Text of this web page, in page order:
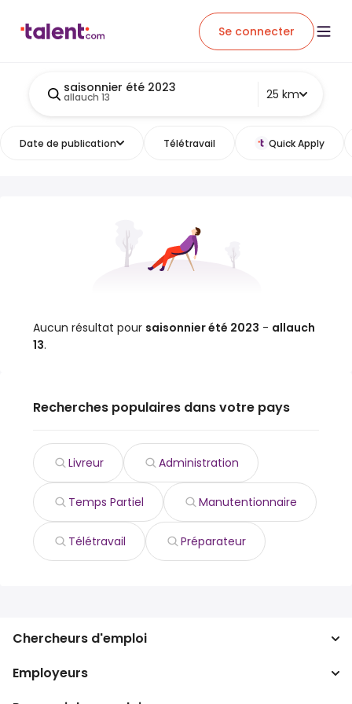
Se connecter
saisonnier été 2023
allauch 13 25 km
Date de publication Télétravail Quick Apply
Aucun résultat pour saisonnier été 2023 - allauch
13.
Recherches populaires dans votre pays
Livreur Administration
Temps Partiel Manutentionnaire
Télétravail Préparateur
Chercheurs d'emploi
Recherche d'emploi
Recherche de salaire
Employeurs